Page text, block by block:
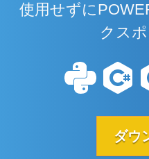
使用せずに
クス
ダウ